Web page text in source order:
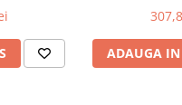
cablu
ADAUGA IN